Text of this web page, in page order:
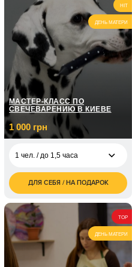
HIT
ДЕНЬ МАТЕРИ
МАСТЕР-КЛАСС ПО
СВЕЧЕВАРЕНИЮ В КИЕВЕ
1 000 грн
1 чел. / до 1,5 часа
1 000
грн
2 чел. / до 1,5 часа
2 000
грн
3 чел. / до 1,5 часа
3 000
ДЛЯ СЕБЯ / НА ПОДАРОК
TOP
ДЕНЬ МАТЕРИ